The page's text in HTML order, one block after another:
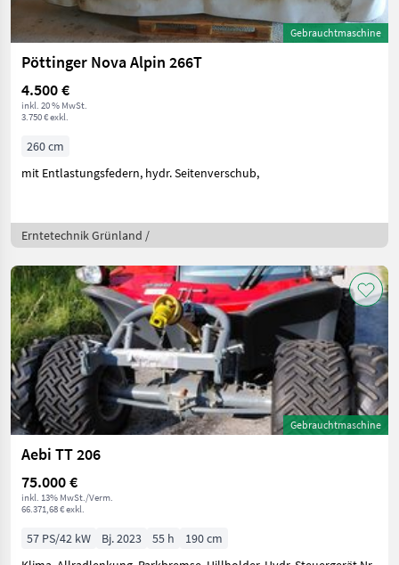
Gebrauchtmaschine
Pöttinger Nova Alpin 266T
4.500 €
inkl. 20 % MwSt.
3.750 € exkl.
260 cm
mit Entlastungsfedern, hydr. Seitenverschub,
Erntetechnik Grünland /
Gebrauchtmaschine
Aebi TT 206
75.000 €
inkl. 13% MwSt./Verm.
66.371,68 € exkl.
57 PS/42 kW Bj. 2023 55 h
190 cm